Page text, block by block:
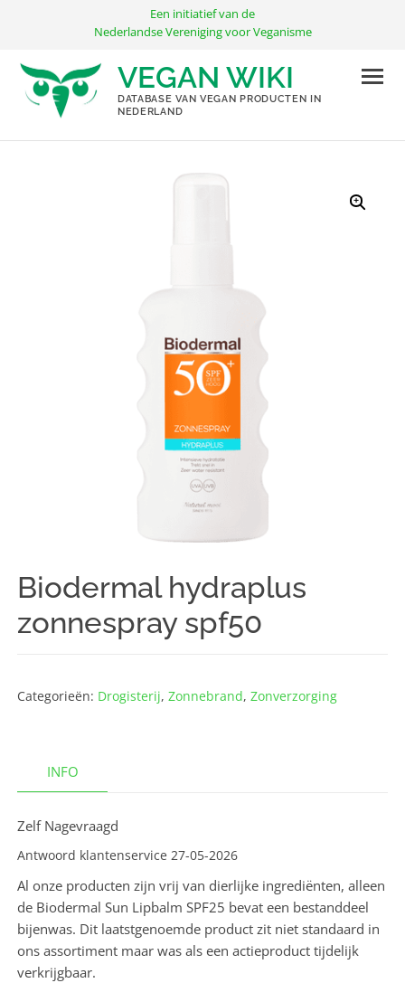
inhoud
Een initiatief van de
Nederlandse Vereniging voor Veganisme
VEGAN WIKI
DATABASE VAN VEGAN PRODUCTEN IN
NEDERLAND
Biodermal hydraplus
zonnespray spf50
Categorieën: Drogisterij,Zonnebrand,Zonverzorging
INFO
Zelf Nagevraagd
Antwoord klantenservice 27-05-2026
Al onze producten zijn vrij van dierlijke ingrediënten, alleen
de Biodermal Sun Lipbalm SPF25 bevat een bestanddeel
bijenwas. Dit laatstgenoemde product zit niet standaard in
ons assortiment maar was als een actieproduct tijdelijk
verkrijgbaar.